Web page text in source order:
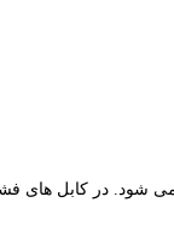
شود. در کابل